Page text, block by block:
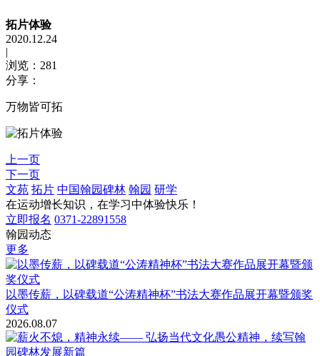
拓片体验
2020.12.24
|
浏览：281
分享：
万物皆可拓
上一页
下一页
文苑 拓片 中国翰园碑林 翰园 研学
在运动增长知识，在学习中体验快乐！
立即报名 0371-22891558
翰园动态
更多
以墨传薪，以碑载道“公涛精神杯”书法大赛作品展开幕暨颁奖
仪式
2026.08.07